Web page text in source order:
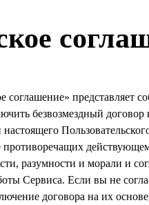
соглашение»
безвозмездный
противоречащих
разумности и морали и
Сервиса. Если вы не
договора на их